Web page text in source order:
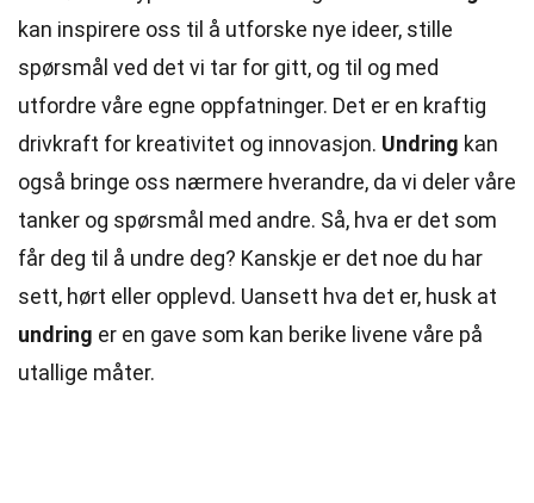
kan inspirere oss til å utforske nye ideer, stille
spørsmål ved det vi tar for gitt, og til og med
utfordre våre egne oppfatninger. Det er en kraftig
drivkraft for kreativitet og innovasjon. Undring kan
også bringe oss nærmere hverandre, da vi deler våre
tanker og spørsmål med andre. Så, hva er det som
får deg til å undre deg? Kanskje er det noe du har
sett, hørt eller opplevd. Uansett hva det er, husk at
undring er en gave som kan berike livene våre på
utallige måter.